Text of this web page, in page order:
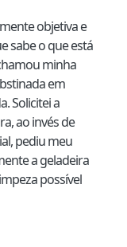
objetiva e
sabe o que está
minha
em
Solicitei a
ao invés de
pediu meu
a geladeira
possível